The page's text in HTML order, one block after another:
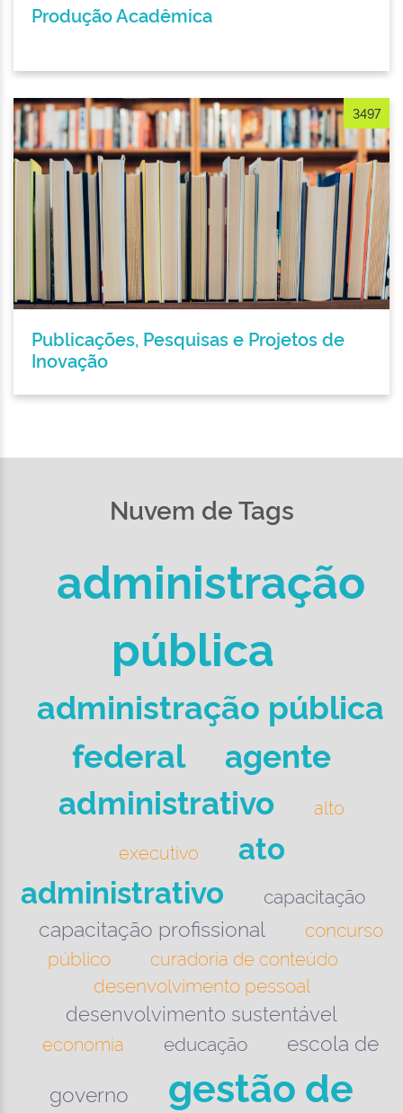
Produção Acadêmica
3497
Publicações, Pesquisas e Projetos de
Inovação
Nuvem de Tags
administração
pública
administração pública
federal
agente
administrativo
alto
executivo
ato
administrativo
capacitação
capacitação profissional
concurso
público
curadoria de conteúdo
desenvolvimento pessoal
desenvolvimento sustentável
economia educação
escola de
governo
gestão de